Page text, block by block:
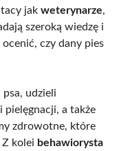
jak weterynarze,
szeroką wiedzę i
czy dany pies
udzieli
a także
zdrowotne, które
kolei behawiorysta